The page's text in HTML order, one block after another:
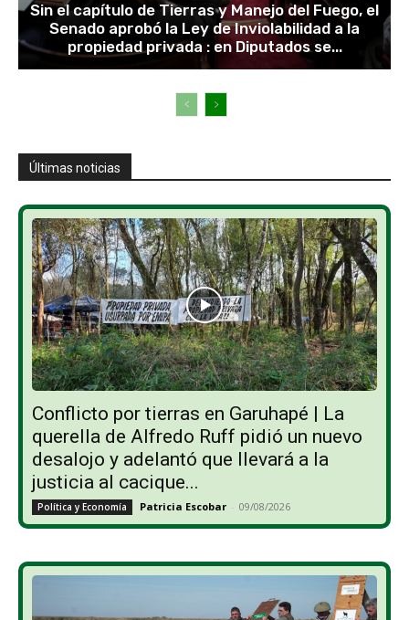
Sin el capítulo de Tierras y Manejo del Fuego, el
Senado aprobó la Ley de Inviolabilidad a la
propiedad privada : en Diputados se...
Últimas noticias
Conflicto por tierras en Garuhapé | La
querella de Alfredo Ruff pidió un nuevo
desalojo y adelantó que llevará a la
justicia al cacique...
Política y Economía Patricia Escobar - 09/08/2026